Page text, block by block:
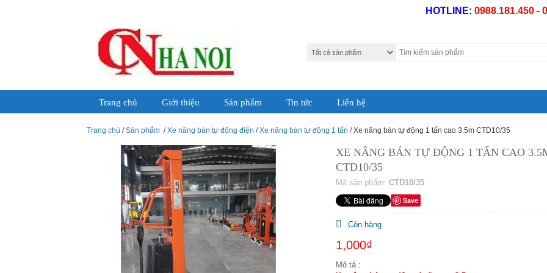
HOTLINE: 0988.181.450 -
Trang chủ Giới thiệu Sản phẩm Tin tức Liên hệ
Trang chủ /Sản phẩm /Xe nâng bán tự động điện /Xe nâng bán tự động 1 tấn / Xe nâng bán tự động 1 tấn cao 3.5m CTD10/35
XE NÂNG BÁN TỰ ĐỘNG 1 TẤN CAO
CTD10/35
Mã sản phẩm: CTD10/35
Save
Còn hàng
1,000₫
Mô tả :